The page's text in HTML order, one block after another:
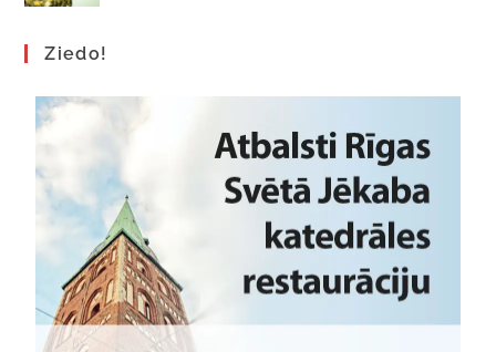
Ziedo!